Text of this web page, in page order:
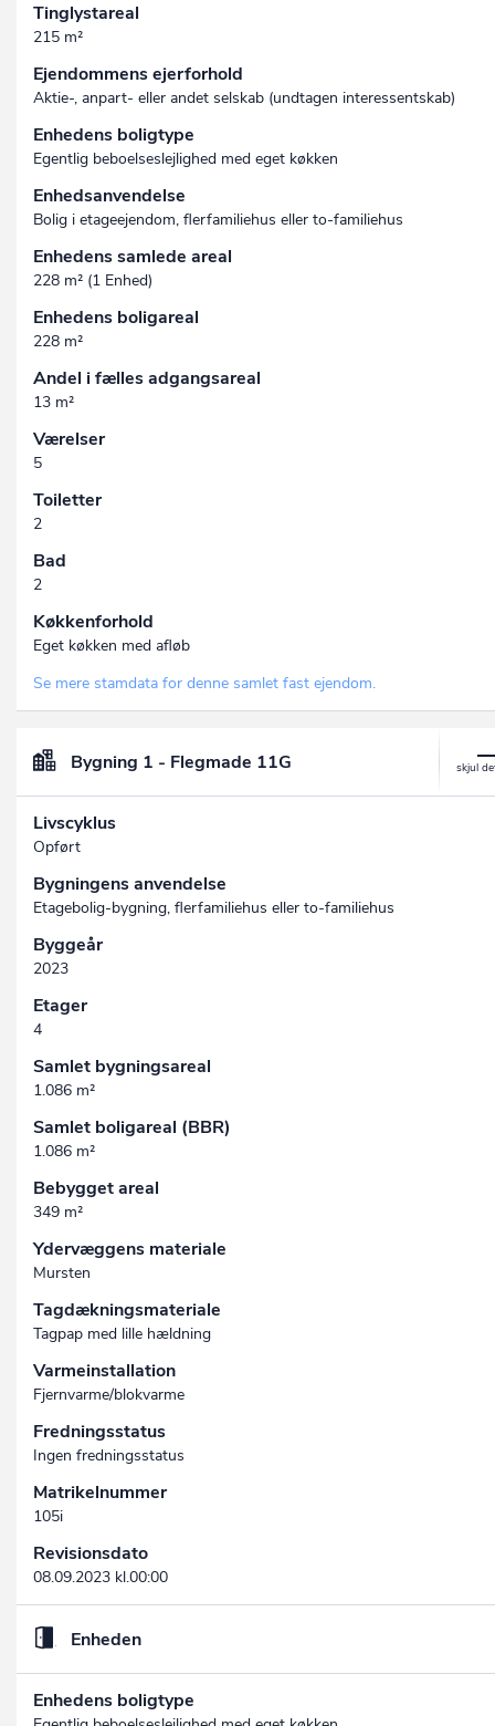
Tinglystareal
215 m²
Ejendommens ejerforhold
Aktie-, anpart- eller andet selskab (undtagen interessent­skab)
Enhedens boligtype
Egentlig beboelseslejlighed med eget køkken
Enhedsanvendelse
Bolig i etageejendom, flerfamiliehus eller to-familiehus
Enhedens samlede areal
228 m² (1 Enhed)
Enhedens boligareal
228 m²
Andel i fælles adgangsareal
13 m²
Værelser
5
Toiletter
2
Bad
2
Køkkenforhold
Eget køkken med afløb
Se mere stamdata for denne samlet fast ejendom.
Bygning 1 - Flegmade 11G
Livscyklus
Opført
Bygningens anvendelse
Etagebolig-bygning, flerfamiliehus eller to-familiehus
Byggeår
2023
Etager
4
Samlet bygningsareal
1.086 m²
Samlet boligareal (BBR)
1.086 m²
Bebygget areal
349 m²
Ydervæggens materiale
Mursten
Tagdækningsmateriale
Tagpap med lille hældning
Varmeinstallation
Fjernvarme/blokvarme
Fredningsstatus
Ingen fredningsstatus
Matrikelnummer
105i
Revisionsdato
08.09.2023 kl.00:00
Enheden
Enhedens boligtype